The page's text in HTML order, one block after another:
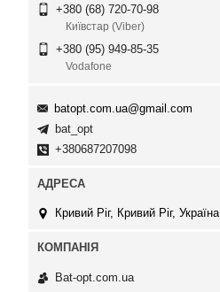
+380 (68) 720-70-98
Київстар (Viber)
+380 (95) 949-85-35
Vodafone
batopt.com.ua@gmail.com
bat_opt
+380687207098
Кривий Ріг, Кривий Ріг, Україна
Bat-opt.com.ua